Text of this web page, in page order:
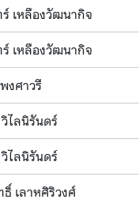
เหลืองวัฒนากิจ
เหลืองวัฒนากิจ
งศาวรี
ไลนิรันดร์
ไลนิรันดร์
เลาหศิริวงศ์